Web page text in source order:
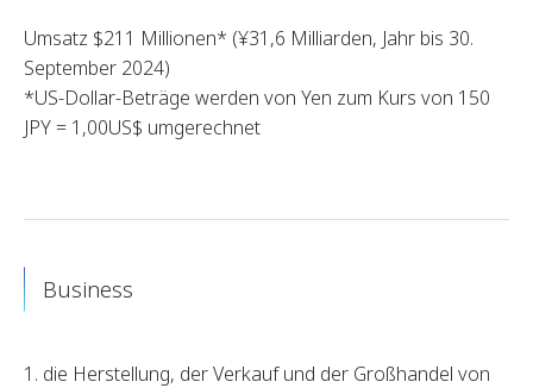
Umsatz $211 Millionen* (¥31,6 Milliarden, Jahr bis 30.
September 2024)
*US-Dollar-Beträge werden von Yen zum Kurs von 150
JPY = 1,00US$ umgerechnet
Business
1. die Herstellung, der Verkauf und der Großhandel von